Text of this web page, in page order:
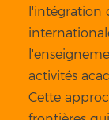
l'intégration
activités
Cette